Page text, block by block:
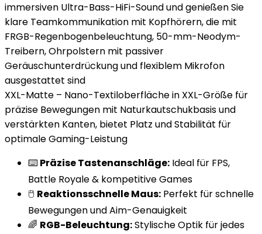
immersiven Ultra-Bass-HiFi-Sound und genießen Sie
klare Teamkommunikation mit Kopfhörern, die mit
FRGB-Regenbogenbeleuchtung, 50-mm-Neodym-
Treibern, Ohrpolstern mit passiver
Geräuschunterdrückung und flexiblem Mikrofon
ausgestattet sind
XXL-Matte – Nano-Textiloberfläche in XXL-Größe für
präzise Bewegungen mit Naturkautschukbasis und
verstärkten Kanten, bietet Platz und Stabilität für
optimale Gaming-Leistung
⌨️ Präzise Tastenanschläge: Ideal für FPS,
Battle Royale & kompetitive Games
🖱️ Reaktionsschnelle Maus: Perfekt für schnelle
Bewegungen und Aim-Genauigkeit
🌈 RGB-Beleuchtung:Stylische Optik für jedes